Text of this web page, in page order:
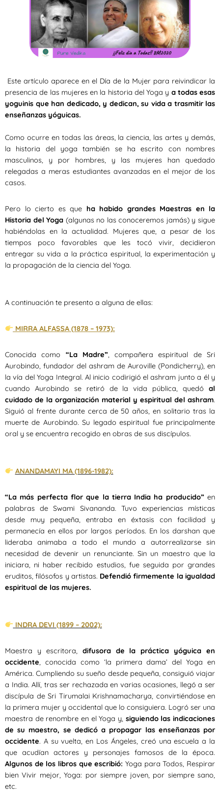
Este artículo aparece en el Día de la Mujer para reivindicar la
presencia de las mujeres en la historia del Yoga y a todas esas
yoguinis que han dedicado, y dedican, su vida a trasmitir las
enseñanzas yóguicas.
Como ocurre en todas las áreas, la ciencia, las artes y demás,
la historia del yoga también se ha escrito con nombres
masculinos, y por hombres, y las mujeres han quedado
relegadas a meras estudiantes avanzadas en el mejor de los
casos.
Pero lo cierto es que ha habido grandes Maestras en la
Historia del Yoga (algunas no las conoceremos jamás) y sigue
habiéndolas en la actualidad. Mujeres que, a pesar de los
tiempos poco favorables que les tocó vivir, decidieron
entregar su vida a la práctica espiritual, la experimentación y
la propagación de la ciencia del Yoga.
A continuación te presento a alguna de ellas:
MIRRA ALFASSA (1878 – 1973):
Conocida como “La Madre”, compañera espiritual de Sri
Aurobindo, fundador del ashram de Auroville (Pondicherry), en
la vía del Yoga Integral. Al inicio codirigió el ashram junto a él y
cuando Aurobindo se retiró de la vida pública, quedó al
cuidado de la organización material y espiritual del ashram.
Siguió al frente durante cerca de 50 años, en solitario tras la
muerte de Aurobindo. Su legado espiritual fue principalmente
oral y se encuentra recogido en obras de sus discípulos.
ANANDAMAYI MA (1896-1982):
“La más perfecta flor que la tierra India ha producido”en
palabras de Swami Sivananda. Tuvo experiencias místicas
desde muy pequeña, entraba en éxtasis con facilidad y
permanecía en ellos por largos períodos. En los darshan que
lideraba animaba a todo el mundo a autorrealizarse sin
necesidad de devenir un renunciante. Sin un maestro que la
iniciara, ni haber recibido estudios, fue seguida por grandes
eruditos, filósofos y artistas. Defendió firmemente la igualdad
espiritual de las mujeres.
INDRA DEVI (1899 – 2002):
Maestra y escritora, difusora de la práctica yóguica en
occidente , conocida como ‘la primera dama’ del Yoga en
América. Cumpliendo su sueño desde pequeña, consiguió viajar
a India. Allí, tras ser rechazada en varias ocasiones, llegó a ser
discípula de Sri Tirumalai Krishnamacharya, convirtiéndose en
la primera mujer y occidental que lo consiguiera. Logró ser una
maestra de renombre en el Yoga y, siguiendo las indicaciones
de su maestro, se dedicó a propagar las enseñanzas por
occidente. A su vuelta, en Los Ángeles, creó una escuela a la
que acudían actores y personajes famosos de la época.
Algunos de los libros que escribió: Yoga para Todos, Respirar
bien Vivir mejor, Yoga: por siempre joven, por siempre sano,
etc.